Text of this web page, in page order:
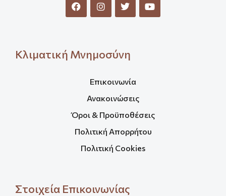
Κλιματική Μνημοσύνη
Επικοινωνία
Ανακοινώσεις
Όροι & Προϋποθέσεις
Πολιτική Απορρήτου
Πολιτική Cookies
Στοιχεία Επικοινωνίας